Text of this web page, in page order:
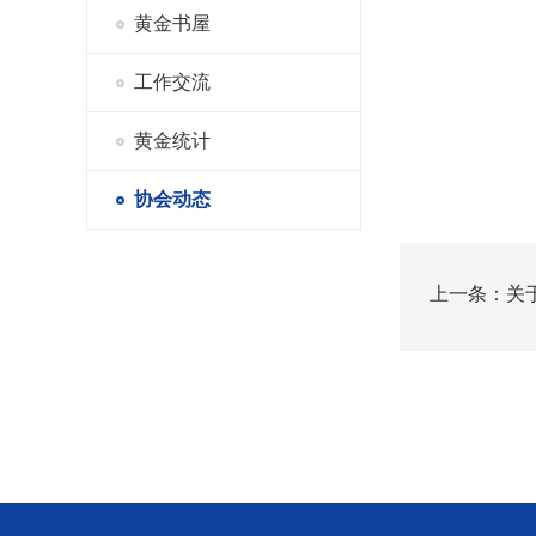
黄金书屋
工作交流
黄金统计
协会动态
上一条：